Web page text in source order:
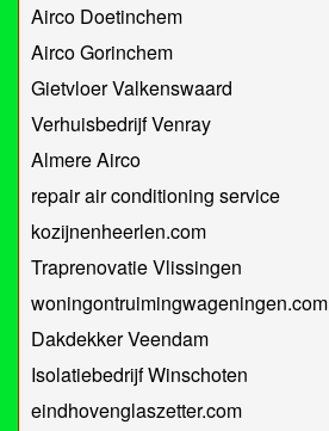
Airco Doetinchem
Airco Gorinchem
Gietvloer Valkenswaard
Verhuisbedrijf Venray
Almere Airco
repair air conditioning service
kozijnenheerlen.com
Traprenovatie Vlissingen
woningontruimingwageningen.com
Dakdekker Veendam
Isolatiebedrijf Winschoten
eindhovenglaszetter.com